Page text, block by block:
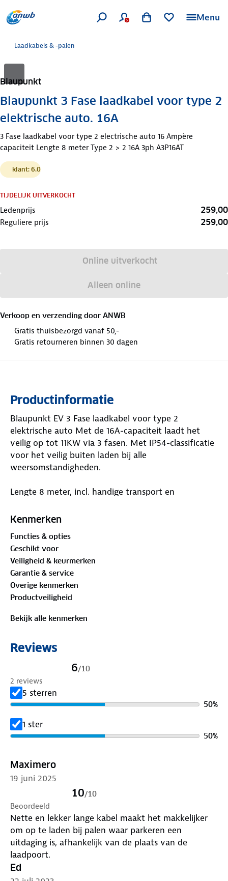
Menu
Laadkabels & -palen
Blaupunkt
Blaupunkt 3 Fase laadkabel voor type 2
elektrische auto. 16A
3 Fase laadkabel voor type 2 electrische auto 16 Ampère
capaciteit Lengte 8 meter Type 2 > 2 16A 3ph A3P16AT
klant: 6.0
TIJDELIJK UITVERKOCHT
Ledenprijs 259,00
Reguliere prijs 259,00
Online uitverkocht
Alleen online
Verkoop en verzending door ANWB
Gratis thuisbezorgd vanaf 50,-
Gratis retourneren binnen 30 dagen
Productinformatie
Blaupunkt EV 3 Fase laadkabel voor type 2
elektrische auto Met de 16A-capaciteit laadt het
veilig op tot 11KW via 3 fasen. Met IP54-classificatie
voor het veilig buiten laden bij alle
weersomstandigheden.
Lengte 8 meter, incl. handige transport en
• Audi E-Tron
• Mercedes B-Klasse Electric Drive
• Tesla Model 3 Tesla Model S 60
• Tesla Model S 75
• Tesla Model S 90
• Tesla Model X 60
• Tesla Model X 75
• Tesla Model X 90
• Spanning (VAC): 380V-450V
• Verbruik (A): 16A
• Isolatieweerstand: >1000M
• Isolatiespanning: 2000V
• Weerstandsovergang:
Kenmerken
Functies & opties
Geschikt voor
Veiligheid & keurmerken
Garantie & service
Overige kenmerken
Productveiligheid
Bekijk alle kenmerken
Reviews
6/10
2 reviews
5 sterren
50%
1 ster
50%
Maximero
19 juni 2025
10/10
Beoordeeld
Nette en lekker lange kabel maakt het makkelijker
om op te laden bij palen waar parkeren een
uitdaging is, afhankelijk van de plaats van de
laadpoort.
Ed